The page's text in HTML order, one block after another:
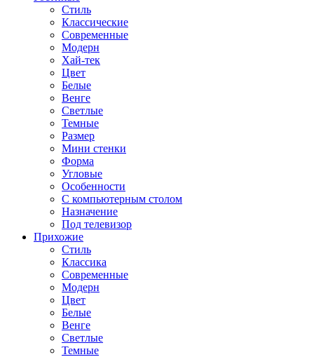
Стиль
Классические
Современные
Модерн
Хай-тек
Цвет
Белые
Венге
Светлые
Темные
Размер
Мини стенки
Форма
Угловые
Особенности
С компьютерным столом
Назначение
Под телевизор
Прихожие
Стиль
Классика
Современные
Модерн
Цвет
Белые
Венге
Светлые
Темные